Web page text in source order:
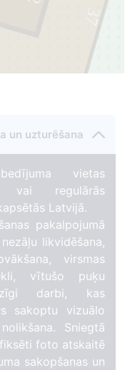
37
un uzturēšana
vietas
vai regulārās
Latvijā.
pakalpojumā
likvidēšana,
virsmas
vītušo puķu
darbi, kas
sakoptu vizuālo
Sniegtā
foto atskaitē
sakopšanas un